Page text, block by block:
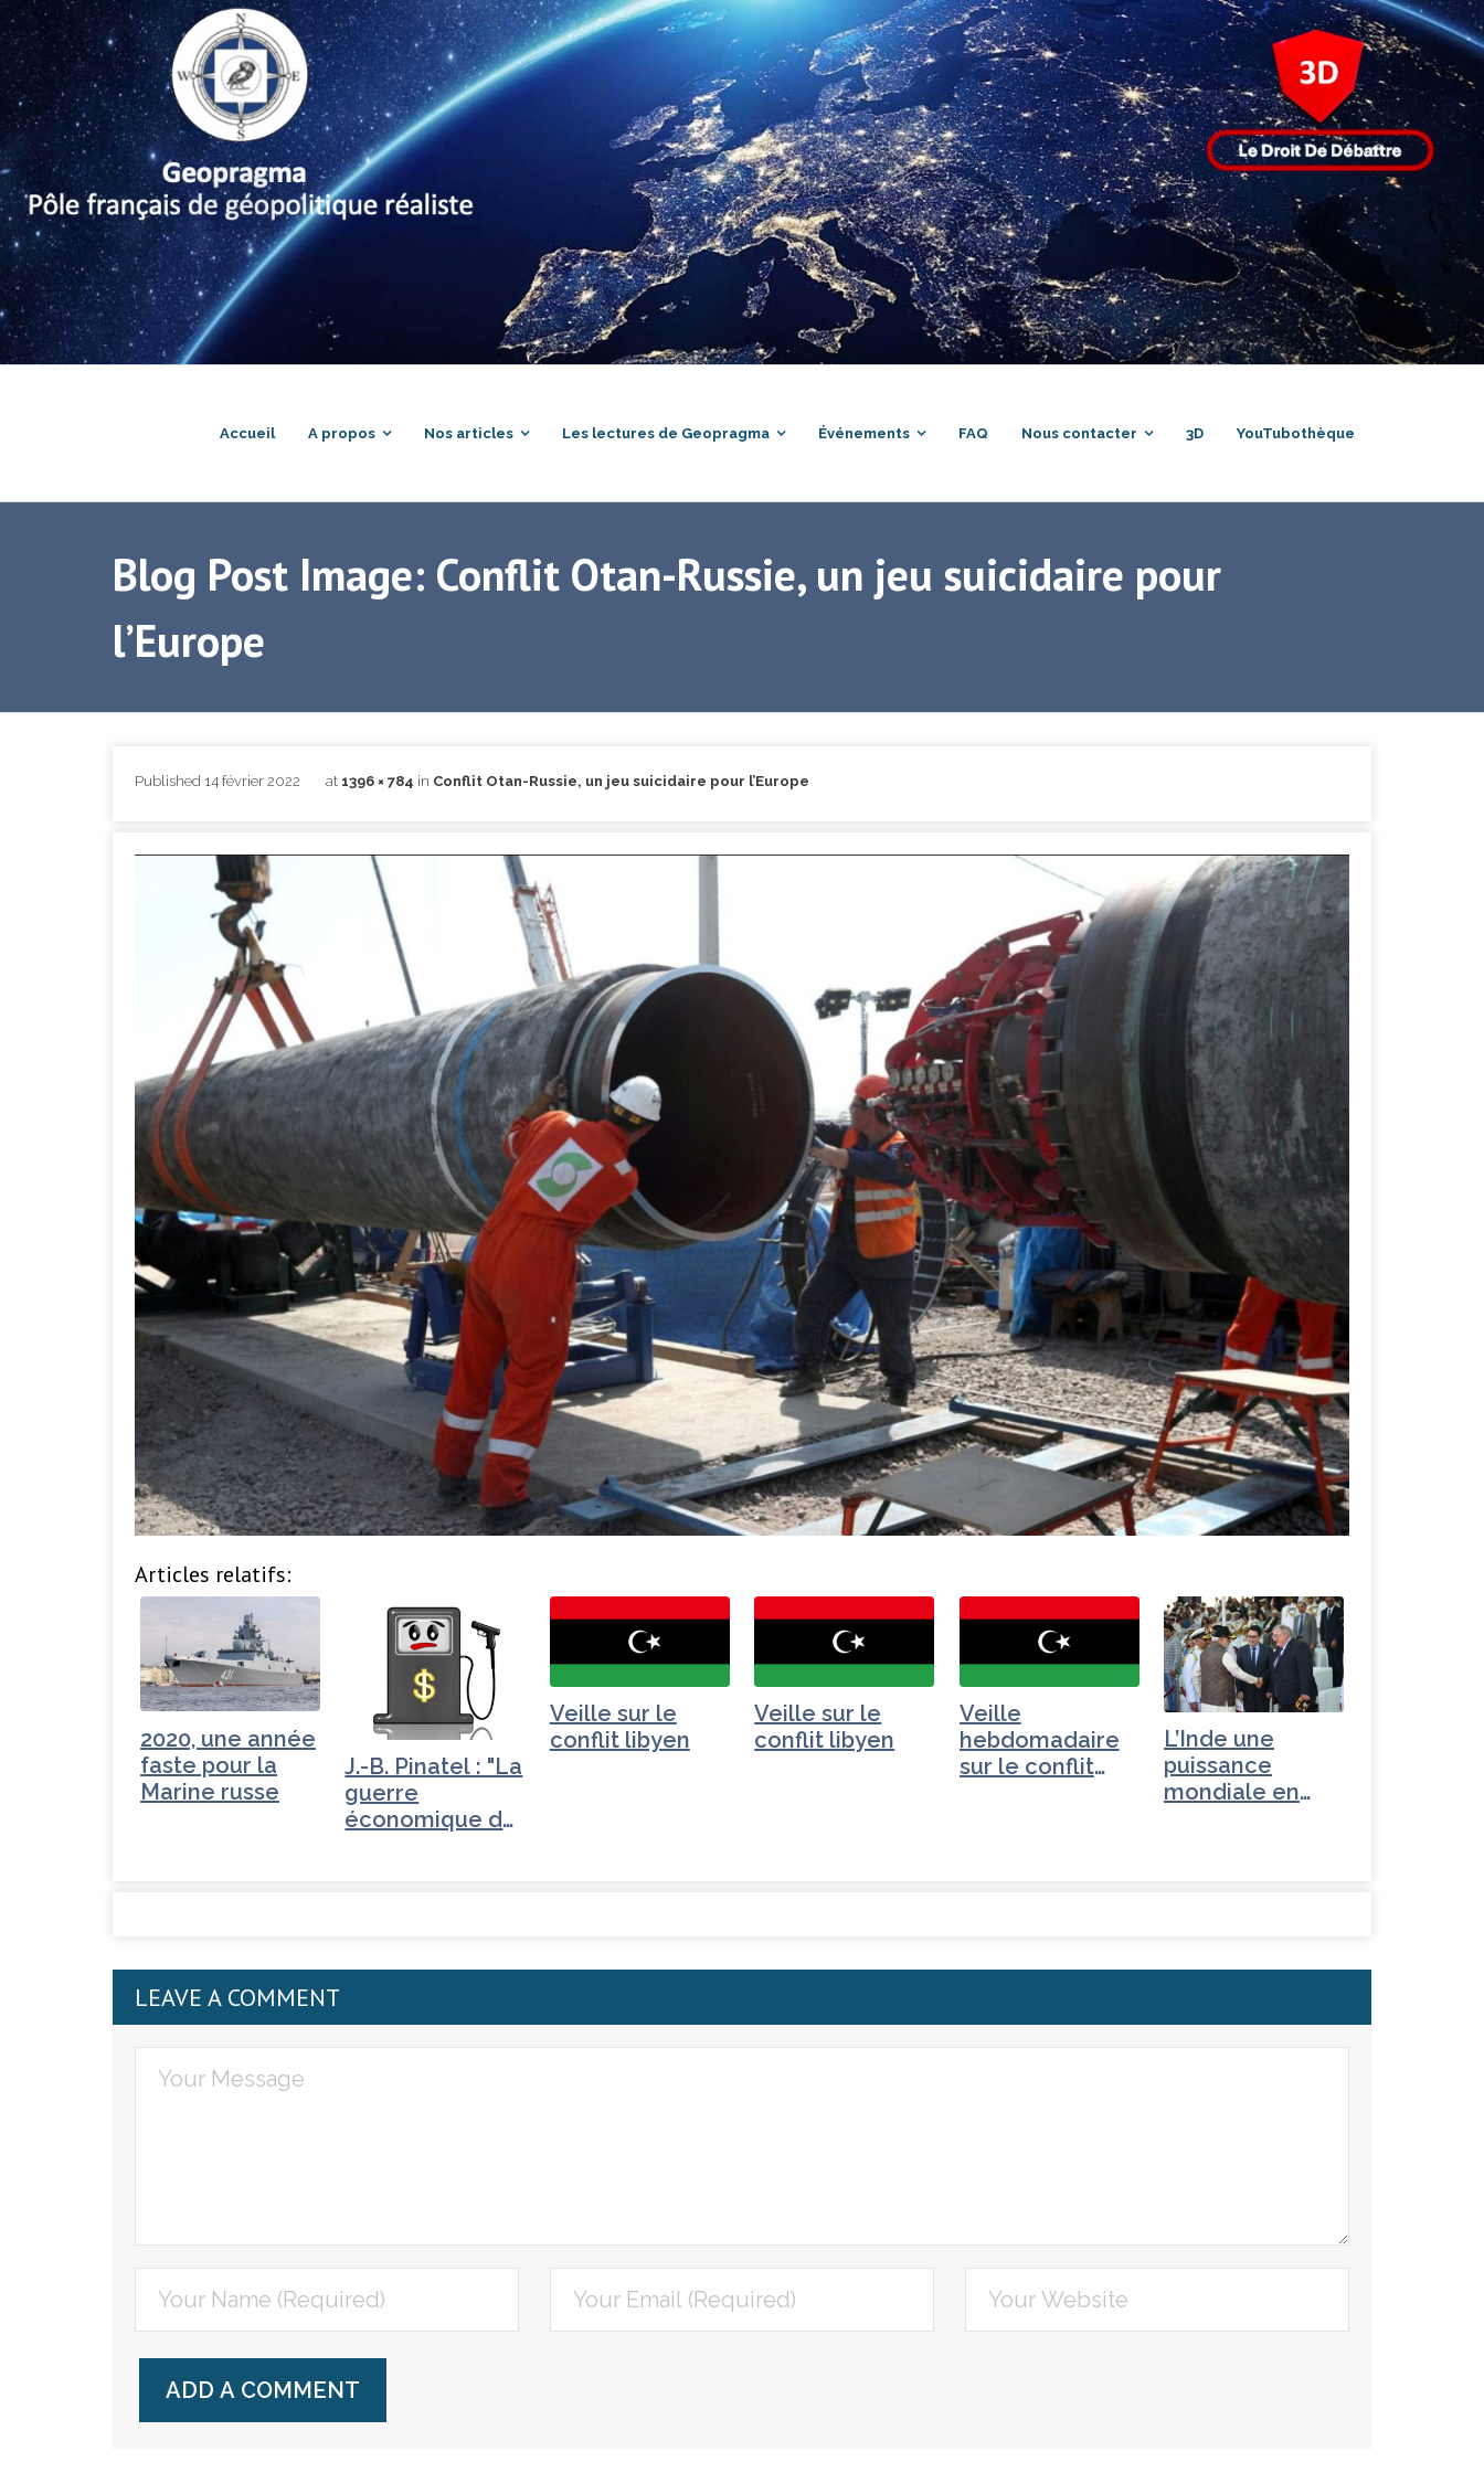
Accueil A propos Nos articles Les lectures de Geopragma Événements FAQ Nous contacter 3D YouTubothèque
Blog Post Image: Conflit Otan-Russie, un jeu suicidaire pour
l’Europe
Published 14 février 2022 at 1396 × 784 in Conflit Otan-Russie, un jeu suicidaire pour l’Europe
Articles relatifs:
2020, une année
faste pour la
Marine russe
J.-B. Pinatel : "La
guerre
économique de
Veille sur le
conflit libyen
Veille sur le
conflit libyen
Veille
hebdomadaire
sur le conflit
L’Inde une
puissance
mondiale en
LEAVE A COMMENT